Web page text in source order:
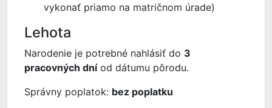
vykonať priamo na matričnom úrade)
Lehota
Narodenie je potrebné nahlásiť do 3
pracovných dníod dátumu pôrodu.
Správny poplatok: bez poplatku